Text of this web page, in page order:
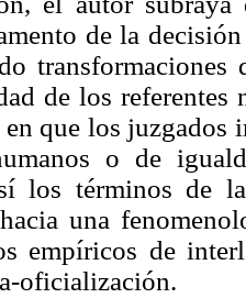
de la
de los
que los juzgados
o de
los términos de
una
empíricos de
oficialización.